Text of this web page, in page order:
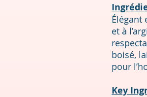
Élégant
et à
boisé,
pour
Key